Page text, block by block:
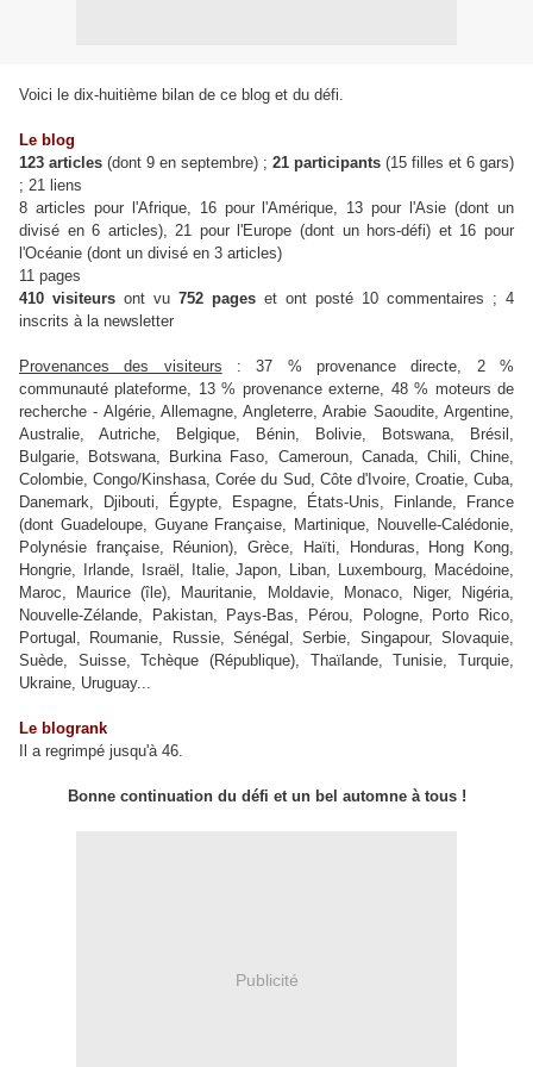
Voici le dix-huitième bilan de ce blog et du défi.
Le blog
123 articles (dont 9 en septembre) ; 21 participants (15 filles et 6 gars)
; 21 liens
8 articles pour l'Afrique, 16 pour l'Amérique, 13 pour l'Asie (dont un
divisé en 6 articles), 21 pour l'Europe (dont un hors-défi) et 16 pour
l'Océanie (dont un divisé en 3 articles)
11 pages
410 visiteurs ont vu 752 pages et ont posté 10 commentaires ; 4
inscrits à la newsletter
Provenances des visiteurs : 37 % provenance directe, 2 %
communauté plateforme, 13 % provenance externe, 48 % moteurs de
recherche - Algérie, Allemagne, Angleterre, Arabie Saoudite, Argentine,
Australie, Autriche, Belgique, Bénin, Bolivie, Botswana, Brésil,
Bulgarie, Botswana, Burkina Faso, Cameroun, Canada, Chili, Chine,
Colombie, Congo/Kinshasa, Corée du Sud, Côte d'Ivoire, Croatie, Cuba,
Danemark, Djibouti, Égypte, Espagne, États-Unis, Finlande, France
(dont Guadeloupe, Guyane Française, Martinique, Nouvelle-Calédonie,
Polynésie française, Réunion), Grèce, Haïti, Honduras, Hong Kong,
Hongrie, Irlande, Israël, Italie, Japon, Liban, Luxembourg, Macédoine,
Maroc, Maurice (île), Mauritanie, Moldavie, Monaco, Niger, Nigéria,
Nouvelle-Zélande, Pakistan, Pays-Bas, Pérou, Pologne, Porto Rico,
Portugal, Roumanie, Russie, Sénégal, Serbie, Singapour, Slovaquie,
Suède, Suisse, Tchèque (République), Thaïlande, Tunisie, Turquie,
Ukraine, Uruguay...
Le blogrank
Il a regrimpé jusqu'à 46.
Bonne continuation du défi et un bel automne à tous !
Publicité